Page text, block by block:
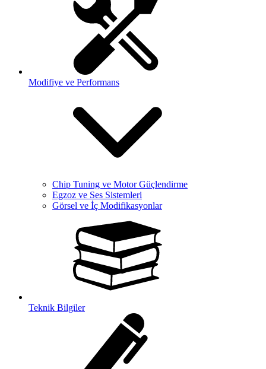
Modifiye ve Performans
Chip Tuning ve Motor Güçlendirme
Egzoz ve Ses Sistemleri
Görsel ve İç Modifikasyonlar
Teknik Bilgiler